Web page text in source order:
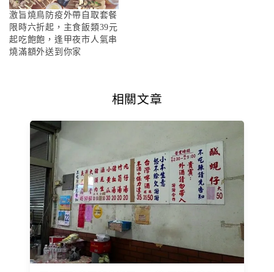
激旨燒鳥防疫外帶自取套餐
限時六折起，主食飯類39元
起吃飽飽，逢甲夜市人氣串
燒滿額外送到你家
相關文章